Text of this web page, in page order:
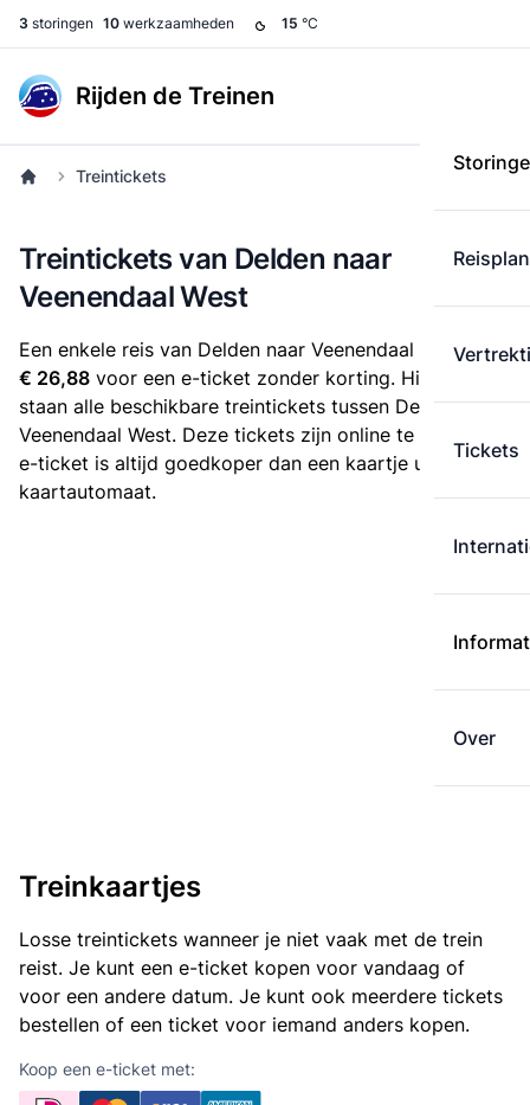
3 storingen 10 werkzaamheden 15 °C
Rijden de Treinen
Tickets
Over
Treintickets
Treintickets van Delden naar
Veenendaal West
Een enkele reis van Delden naar Veenendaal West kost
€ 26,88 voor een e-ticket zonder korting. Hieronder
staan alle beschikbare treintickets tussen Delden en
Veenendaal West. Deze tickets zijn online te koop. Een
e-ticket is altijd goedkoper dan een kaartje uit de
kaartautomaat.
Treinkaartjes
Losse treintickets wanneer je niet vaak met de trein
reist. Je kunt een e-ticket kopen voor vandaag of
voor een andere datum. Je kunt ook meerdere tickets
bestellen of een ticket voor iemand anders kopen.
Koop een e-ticket met: